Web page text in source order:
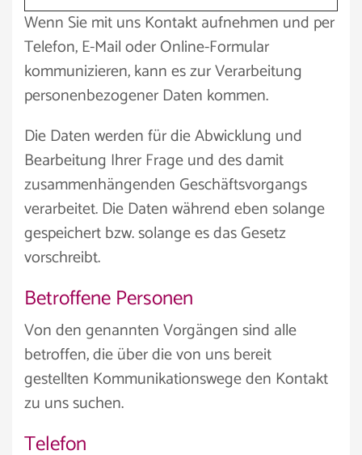
Wenn Sie mit uns Kontakt aufnehmen und per
Telefon, E-Mail oder Online-Formular
kommunizieren, kann es zur Verarbeitung
personenbezogener Daten kommen.
Die Daten werden für die Abwicklung und
Bearbeitung Ihrer Frage und des damit
zusammenhängenden Geschäftsvorgangs
verarbeitet. Die Daten während eben solange
gespeichert bzw. solange es das Gesetz
vorschreibt.
Betroffene Personen
Von den genannten Vorgängen sind alle
betroffen, die über die von uns bereit
gestellten Kommunikationswege den Kontakt
zu uns suchen.
Telefon